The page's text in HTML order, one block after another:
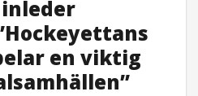
en viktig